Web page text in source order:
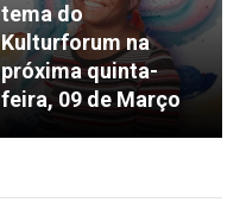
tema do
Kulturforum na
próxima quinta-
feira, 09 de Março